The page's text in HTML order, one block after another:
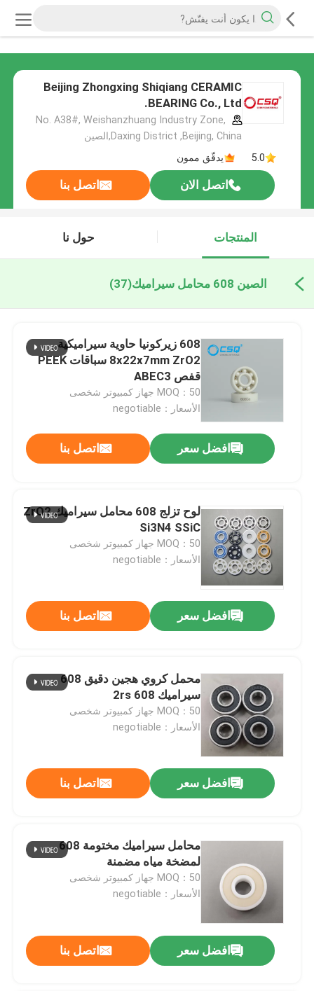
Beijing Zhongxing Shiqiang CERAMIC
BEARING Co., Ltd.
No. A38#, Weishanzhuang Industry Zone,
Daxing District ,Beijing, China,الصين
5.0
يدقّق ممون
اتصل الان اتصل بنا
المنتجات حول نا
الصين 608 محامل سيراميك (37)
608 زيركونيا حاوية سيراميكية
8x22x7mm ZrO2 سباقات PEEK
قفص ABEC3
MOQ：50 جهاز كمبيوتر شخصى
الأسعار：negotiable
افضل سعر اتصل بنا
لوح تزلج 608 محامل سيراميك ZrO2
Si3N4 SSiC
MOQ：50 جهاز كمبيوتر شخصى
الأسعار：negotiable
افضل سعر اتصل بنا
محمل كروي هجين دقيق 608
سيراميك 608 2rs
MOQ：50 جهاز كمبيوتر شخصى
الأسعار：negotiable
افضل سعر اتصل بنا
محامل سيراميك مختومة 608
لمضخة مياه مضمنة
MOQ：50 جهاز كمبيوتر شخصى
الأسعار：negotiable
افضل سعر اتصل بنا